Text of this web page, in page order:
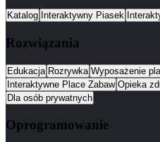
Katalog Interaktywny Piasek
Rozwiązania
Edukacja Rozrywka Wyposażenie
Interaktywne Place Zabaw Opieka
Dla osób prywatnych
Oprogramowanie